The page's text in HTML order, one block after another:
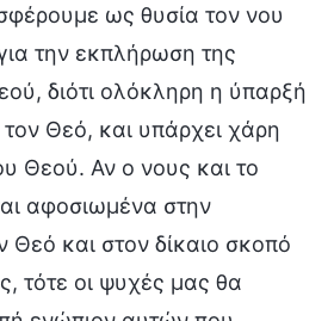
ως θυσία τον νου
την εκπλήρωση της
διότι ολόκληρη η ύπαρξή
Θεό, και υπάρχει χάρη
Θεού. Αν ο νους και το
αφοσιωμένα στην
Θεό και στον δίκαιο σκοπό
τότε οι ψυχές μας θα